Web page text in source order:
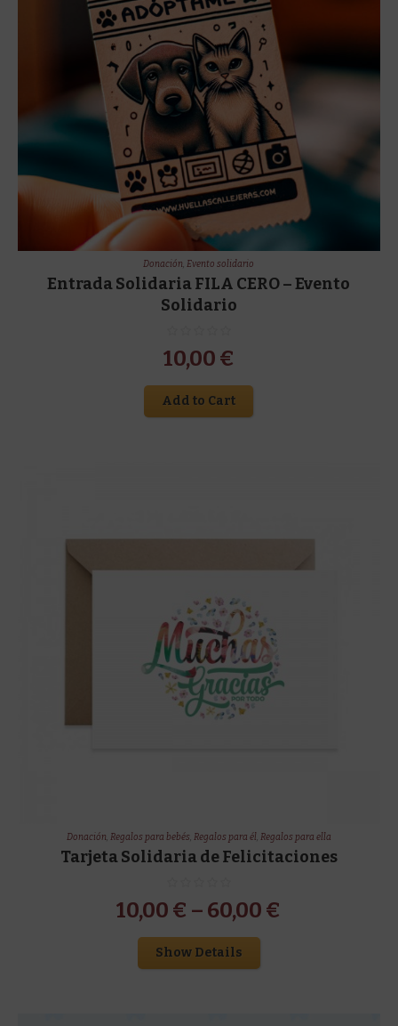
Donación,Evento solidario
Entrada Solidaria FILA CERO – Evento
Solidario
10,00 €
Add to Cart
Donación, Regalos para bebés, Regalos para él, Regalos para ella
Tarjeta Solidaria de Felicitaciones
10,00 € – 60,00 €
Show Details